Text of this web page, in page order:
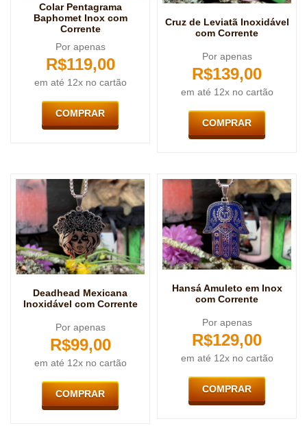
Colar Pentagrama
Baphomet Inox com
Corrente
Por apenas
R$119,00
em até 12x no cartão
COMPRAR
Cruz de Leviatã Inoxidável
com Corrente
Por apenas
R$139,00
em até 12x no cartão
COMPRAR
Deadhead Mexicana
Inoxidável com Corrente
Por apenas
R$99,00
em até 12x no cartão
COMPRAR
Hansá Amuleto em Inox
com Corrente
Por apenas
R$129,00
em até 12x no cartão
COMPRAR